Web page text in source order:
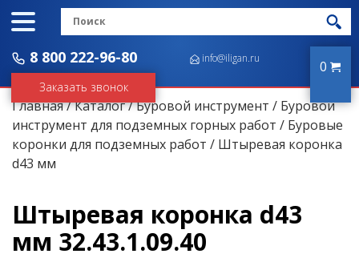
8 800 222-96-80
Заказать звонок
info@iligan.ru 0
Главная/Каталог/Буровой инструмент / Буровой
инструмент для подземных горных работ / Буровые
коронки для подземных работ / Штыревая коронка
d43 мм
Штыревая коронка d43
мм 32.43.1.09.40